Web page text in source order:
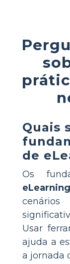
Quais
de
Os
eLearning
Usar
ajuda a
a jornada